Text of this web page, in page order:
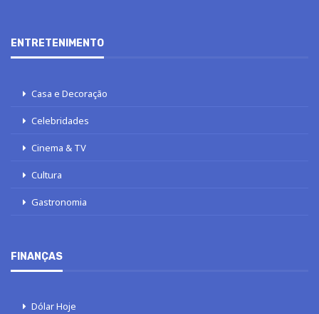
ENTRETENIMENTO
Casa e Decoração
Celebridades
Cinema & TV
Cultura
Gastronomia
FINANÇAS
Dólar Hoje